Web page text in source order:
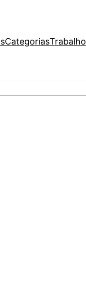
CategoriasTrabalho